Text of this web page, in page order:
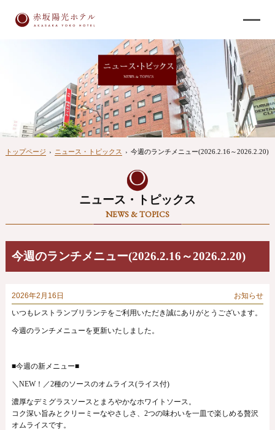
トップページ › ニュース・トピックス › 今週のランチメニュー(2026.2.16～2026.2.20)
ニュース・トピックス
NEWS & TOPICS
今週のランチメニュー(2026.2.16～2026.2.20)
2026年2月16日
お知らせ
いつもレストランブリランテをご利用いただき誠にありがとうございます。
今週のランチメニューを更新いたしました。
■今週の新メニュー■
＼NEW！／2種のソースのオムライス(ライス付)
濃厚なデミグラスソースとまろやかなホワイトソース。
コク深い旨みとクリーミーなやさしさ、2つの味わいを一皿で楽しめる贅沢
オムライスです。